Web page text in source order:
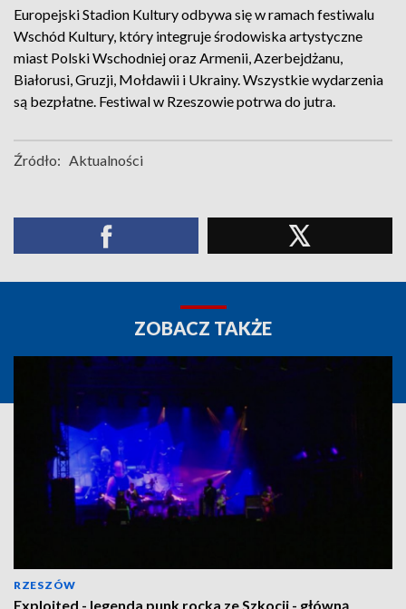
Europejski Stadion Kultury odbywa się w ramach festiwalu
Wschód Kultury, który integruje środowiska artystyczne
miast Polski Wschodniej oraz Armenii, Azerbejdżanu,
Białorusi, Gruzji, Mołdawii i Ukrainy. Wszystkie wydarzenia
są bezpłatne. Festiwal w Rzeszowie potrwa do jutra.
Źródło: Aktualności
ZOBACZ TAKŻE
RZESZÓW
Exploited - legenda punk rocka ze Szkocji - główną